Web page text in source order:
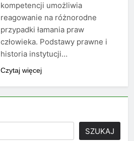
kompetencji umożliwia
reagowanie na różnorodne
przypadki łamania praw
człowieka. Podstawy prawne i
historia instytucji…
Czytaj więcej
SZUKAJ